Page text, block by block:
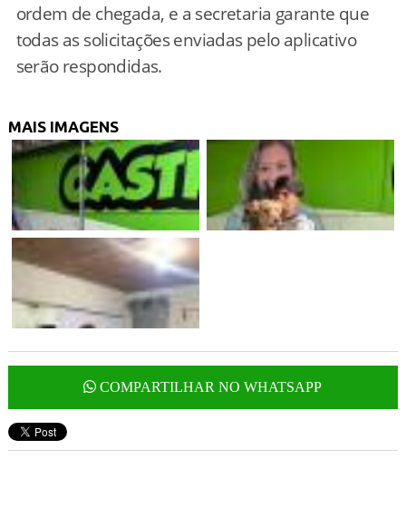
ordem de chegada, e a secretaria garante que
todas as solicitações enviadas pelo aplicativo
serão respondidas.
MAIS IMAGENS
COMPARTILHAR NO WHATSAPP